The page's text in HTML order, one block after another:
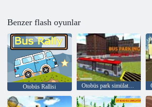
Benzer flash oyunlar
Otobüs Rallisi Otobüs park simülatörü 3D